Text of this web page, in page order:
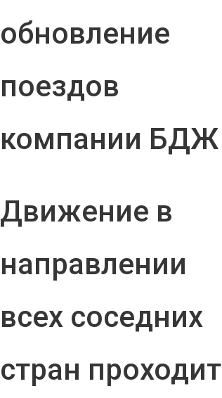
обновление
поездов
компании БДЖ
Движение в
направлении
всех соседних
стран проходит